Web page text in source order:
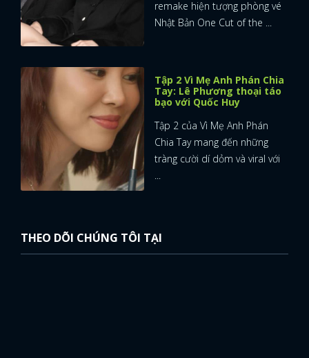
remake hiện tượng phòng vé
Nhật Bản One Cut of the ...
Tập 2 Vì Mẹ Anh Phán Chia
Tay: Lê Phương thoại táo
bạo với Quốc Huy
Tập 2 của Vì Mẹ Anh Phán
Chia Tay mang đến những
tràng cười dí dỏm và viral với
...
THEO DÕI CHÚNG TÔI TẠI